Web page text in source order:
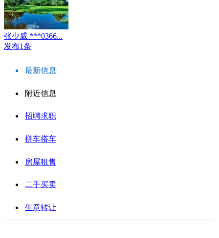
张少威 ***0366...
发布1条
最新信息
附近信息
招聘求职
拼车搭车
房屋租售
二手买卖
生意转让